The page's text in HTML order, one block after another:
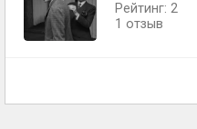
Рейтинг: 2
1 отзыв